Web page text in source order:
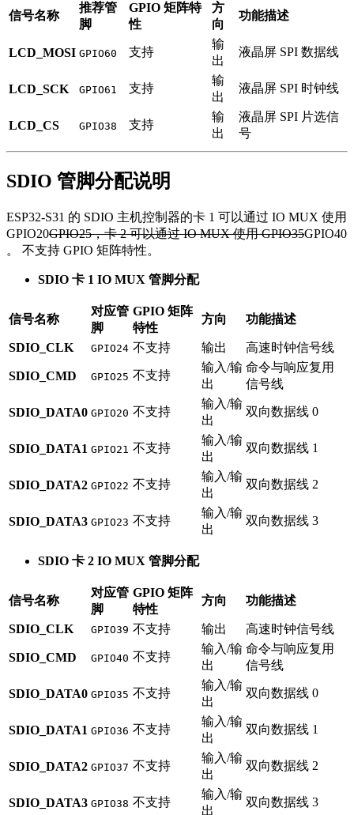
信号名称
推荐管
脚
GPIO 矩阵特
性
方
向
功能描述
LCD_MOSI GPIO60 支持
输
出
液晶屏 SPI 数据线
LCD_SCK GPIO61 支持
输
出
液晶屏 SPI 时钟线
LCD_CS GPIO38 支持
输
出
液晶屏 SPI 片选信
号
SDIO 管脚分配说明
ESP32-S31 的 SDIO 主机控制器的卡 1 可以通过 IO MUX 使用
GPIO20GPIO25，卡 2 可以通过 IO MUX 使用 GPIO35GPIO40
。 不支持 GPIO 矩阵特性。
SDIO 卡 1 IO MUX 管脚分配
信号名称
对应管
脚
GPIO 矩阵
特性
方向 功能描述
SDIO_CLK GPIO24 不支持 输出 高速时钟信号线
SDIO_CMD GPIO25 不支持
输入/输
出
命令与响应复用
信号线
SDIO_DATA0 GPIO20 不支持
输入/输
出
双向数据线 0
SDIO_DATA1 GPIO21 不支持
输入/输
出
双向数据线 1
SDIO_DATA2 GPIO22 不支持
输入/输
出
双向数据线 2
SDIO_DATA3 GPIO23 不支持
输入/输
出
双向数据线 3
SDIO 卡 2 IO MUX 管脚分配
信号名称
对应管
脚
GPIO 矩阵
特性
方向 功能描述
SDIO_CLK GPIO39 不支持 输出 高速时钟信号线
SDIO_CMD GPIO40 不支持
输入/输
出
命令与响应复用
信号线
SDIO_DATA0 GPIO35 不支持
输入/输
出
双向数据线 0
SDIO_DATA1 GPIO36 不支持
输入/输
出
双向数据线 1
SDIO_DATA2 GPIO37 不支持
输入/输
出
双向数据线 2
SDIO_DATA3 GPIO38 不支持
输入/输
出
双向数据线 3